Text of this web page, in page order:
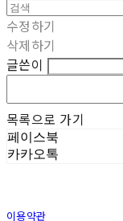
수정하기
삭제하기
글쓴이
목록으로 가기
페이스북
카카오톡
이용약관